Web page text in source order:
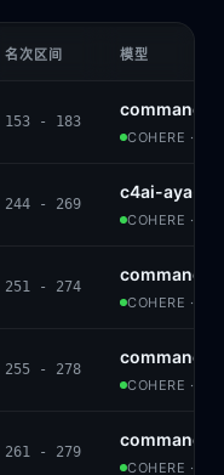
名次区间 模型
153 - 183
command-
COHERE ·
244 - 269
c4ai-aya-
COHERE ·
251 - 274
command-
COHERE ·
255 - 278
command-
COHERE ·
261 - 279
command-
COHERE ·